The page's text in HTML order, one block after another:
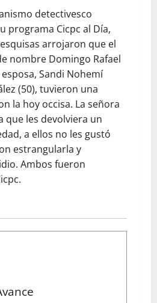
detectivesco
programa Cicpc al Día,
arrojaron que el
nombre Domingo Rafael
Sandi Nohemí
(50), tuvieron una
la hoy occisa. La señora
que les devolviera un
a ellos no les gustó
estrangularla y
Ambos fueron